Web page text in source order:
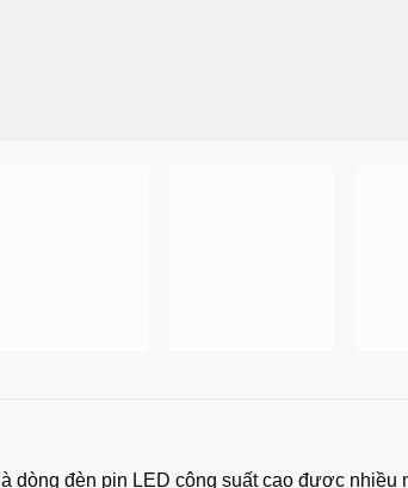
là dòng đèn pin LED công suất cao được nhiều